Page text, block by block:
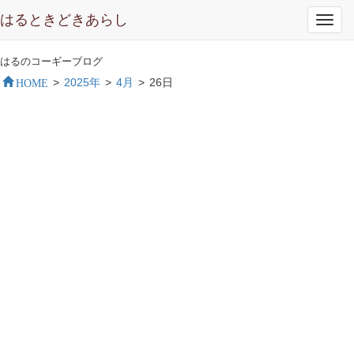
はるときどきあらし
はるのコーギーブログ
HOME > 2025年 > 4月 > 26日